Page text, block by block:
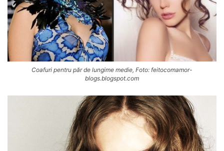
Coafuri pentru păr de lungime medie, Foto: feitocomamor-
blogs.blogspot.com